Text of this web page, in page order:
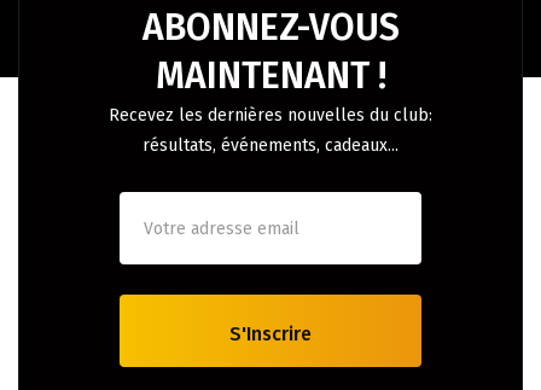
ABONNEZ-VOUS
MAINTENANT !
Recevez les dernières nouvelles du club:
résultats, événements, cadeaux...